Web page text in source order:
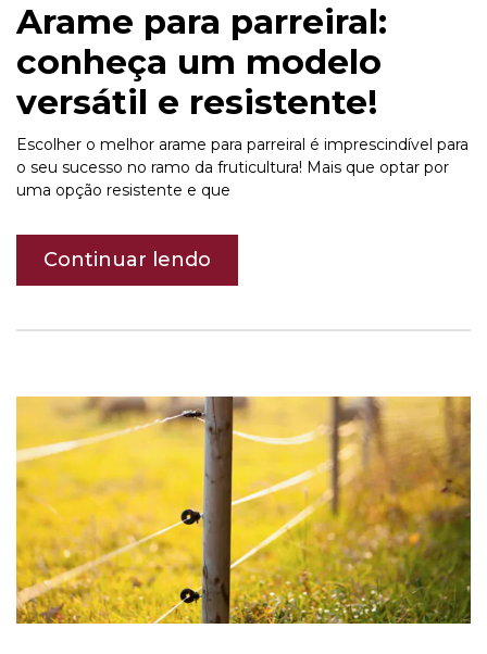
Arame para parreiral:
conheça um modelo
versátil e resistente!
Escolher o melhor arame para parreiral é imprescindível para
o seu sucesso no ramo da fruticultura! Mais que optar por
uma opção resistente e que
Continuar lendo